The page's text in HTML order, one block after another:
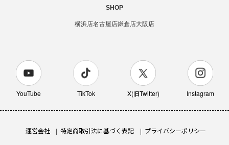
SHOP
横浜店名古屋店鎌倉店大阪店
YouTube TikTok X(旧Twitter) Instagram
運営会社 特定商取引法に基づく表記
プライバシーポリシー